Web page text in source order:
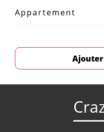
Appartement